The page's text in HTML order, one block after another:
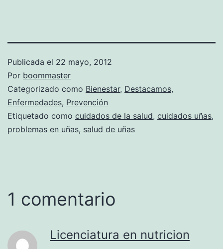
Publicada el 22 mayo, 2012
Por boommaster
Categorizado como Bienestar, Destacamos,
Enfermedades, Prevención
Etiquetado como cuidados de la salud, cuidados uñas,
problemas en uñas, salud de uñas
1 comentario
Licenciatura en nutricion